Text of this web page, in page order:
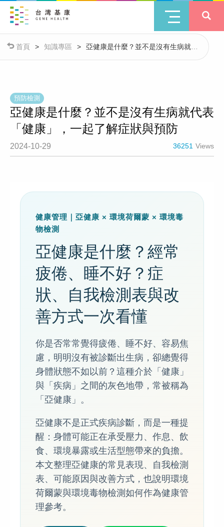
首頁 > 知識專區 >
亞健康是什麼？並不是沒有生病就代
預防檢測
亞健康是什麼？並不是沒有生病就代表
「健康」，一起了解症狀與預防
2024-10-29 36251 Views
健康管理｜亞健康 × 環境荷爾蒙 × 環境毒
物檢測
亞健康是什麼？經常
疲倦、睡不好？症
狀、自我檢測表與改
善方式一次看懂
你是否常常覺得疲倦、睡不好、容易焦
慮，明明沒有被診斷出生病，卻總覺得
身體狀態不如以前？這種介於「健康」
與「疾病」之間的灰色地帶，常被稱為
「亞健康」。
亞健康不是正式疾病診斷，而是一種提
醒：身體可能正在承受壓力、作息、飲
食、環境暴露或生活型態帶來的負擔。
本文整理亞健康的常見表現、自我檢測
表、可能原因與改善方式，也說明環境
荷爾蒙與環境毒物檢測如何作為健康管
理參考。